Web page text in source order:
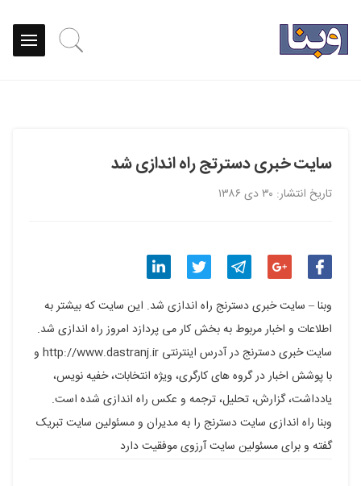
سایت خبری دسترتج راه اندازی شد
تاریخ انتشار: ۳۰ دی ۱۳۸۶
گذاری
در
فیسبوک
گذاری
در
گوگل
پلاس
گذاری
در
تلگرام
گذاری
در
توییتر
گذاری
در
لینکدین
وبنا – سایت خبری دسترنج راه اندازی شد. این سایت که بیشتر به
اطلاعات و اخبار مربوط به بخش کار می پردازد امروز راه اندازی شد.
سایت خبری دسترنج در آدرس اینترنتی http://www.dastranj.ir و
با پوشش اخبار در گروه های کارگری، ویژه انتخابات، خفیه نویس،
یادداشت، گزارش، تحلیل، ترجمه و عکس راه اندازی شده است.
وبنا راه اندازی سایت دسترنج را به مدیران و مسئولین سایت تبریک
گفته و برای مسئولین سایت آرزوی موفقیت دارد